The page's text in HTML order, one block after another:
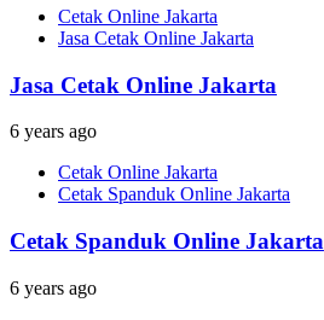
Cetak Online Jakarta
Jasa Cetak Online Jakarta
Jasa Cetak Online Jakarta
6 years ago
Cetak Online Jakarta
Cetak Spanduk Online Jakarta
Cetak Spanduk Online Jakarta
6 years ago